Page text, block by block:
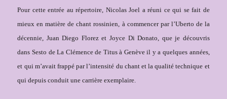
Pour cette entrée au répertoire, Nicolas Joel a réuni ce qui se fait de
mieux en matière de chant rossinien, à commencer par l’Uberto de la
décennie, Juan Diego Florez et Joyce Di Donato, que je découvris
dans Sesto de La Clémence de Titus à Genève il y a quelques années,
et qui m’avait frappé par l’intensité du chant et la qualité technique et
qui depuis conduit une carrière exemplaire.